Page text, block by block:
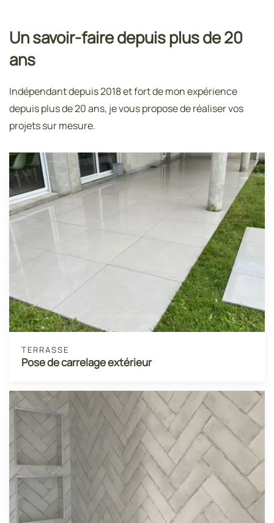
Un savoir-faire depuis plus de 20
ans
Indépendant depuis 2018 et fort de mon expérience
depuis plus de 20 ans, je vous propose de réaliser vos
projets sur mesure.
TERRASSE
Pose de carrelage extérieur